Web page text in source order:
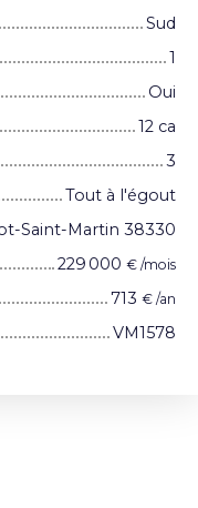
Sud
1
Oui
12 ca
3
Tout à l'égout
Saint-Martin 38330
229 000 € /mois
713 € /an
VM1578